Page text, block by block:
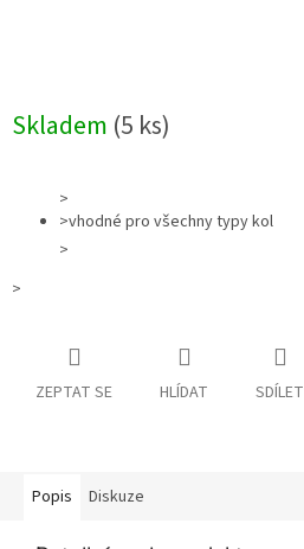
Skladem (5 ks)
>
>vhodné pro všechny typy kol
>
>
ZEPTAT SE HLÍDAT SDÍLET
Popis Diskuze